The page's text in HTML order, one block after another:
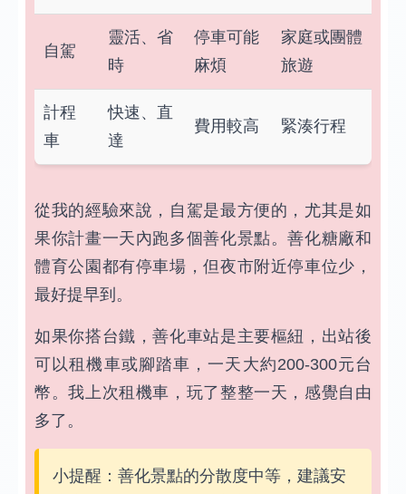
自駕
靈活、省
時
停車可能
麻煩
家庭或團體
旅遊
計程
車
快速、直
達
費用較高 緊湊行程
從我的經驗來說，自駕是最方便的，尤其是如
果你計畫一天內跑多個善化景點。善化糖廠和
體育公園都有停車場，但夜市附近停車位少，
最好提早到。
如果你搭台鐵，善化車站是主要樞紐，出站後
可以租機車或腳踏車，一天大約200-300元台
幣。我上次租機車，玩了整整一天，感覺自由
多了。
小提醒：善化景點的分散度中等，建議安